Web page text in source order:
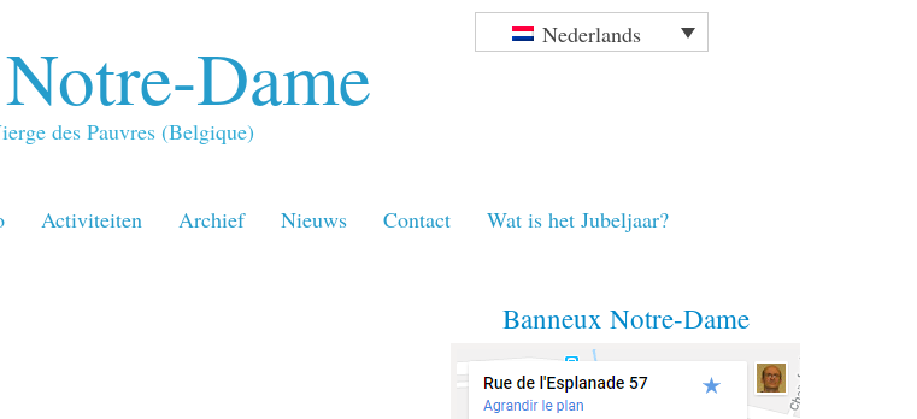
Dame
des Pauvres (Belgique)
Nederlands
Activiteiten Archief Nieuws Contact Wat is het Jubeljaar?
Banneux Notre-Dame